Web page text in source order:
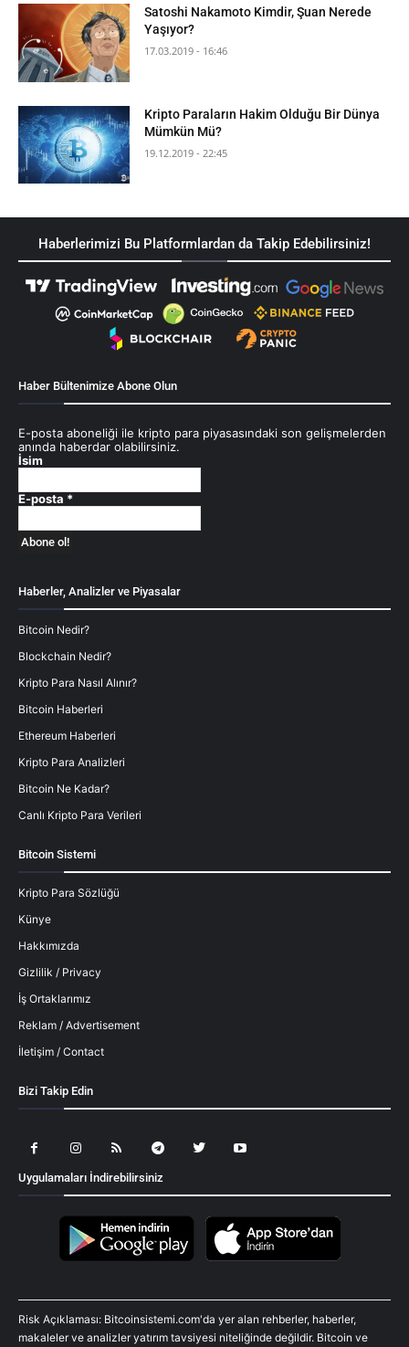
Satoshi Nakamoto Kimdir, Şuan Nerede
Yaşıyor?
17.03.2019 - 16:46
Kripto Paraların Hakim Olduğu Bir Dünya
Mümkün Mü?
19.12.2019 - 22:45
Haberlerimizi Bu Platformlardan da Takip Edebilirsiniz!
Haber Bültenimize Abone Olun
E-posta aboneliği ile kripto para piyasasındaki son gelişmelerden
anında haberdar olabilirsiniz.
İsim
E-posta *
Haberler, Analizler ve Piyasalar
Bitcoin Nedir?
Blockchain Nedir?
Kripto Para Nasıl Alınır?
Bitcoin Haberleri
Ethereum Haberleri
Kripto Para Analizleri
Bitcoin Ne Kadar?
Canlı Kripto Para Verileri
Bitcoin Sistemi
Kripto Para Sözlüğü
Künye
Hakkımızda
Gizlilik / Privacy
İş Ortaklarımız
Reklam / Advertisement
İletişim / Contact
Bizi Takip Edin
Uygulamaları İndirebilirsiniz
Risk Açıklaması: Bitcoinsistemi.com'da yer alan rehberler, haberler,
makaleler ve analizler yatırım tavsiyesi niteliğinde değildir. Bitcoin ve